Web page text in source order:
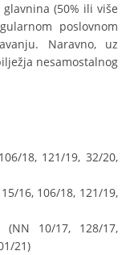
(50% ili više
poslovnom
Naravno, uz
nesamostalnog
18, 121/19, 32/20,
16, 106/18, 121/19,
10/17, 128/17,
21)